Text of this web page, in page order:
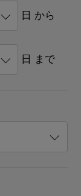
日 から
日 まで